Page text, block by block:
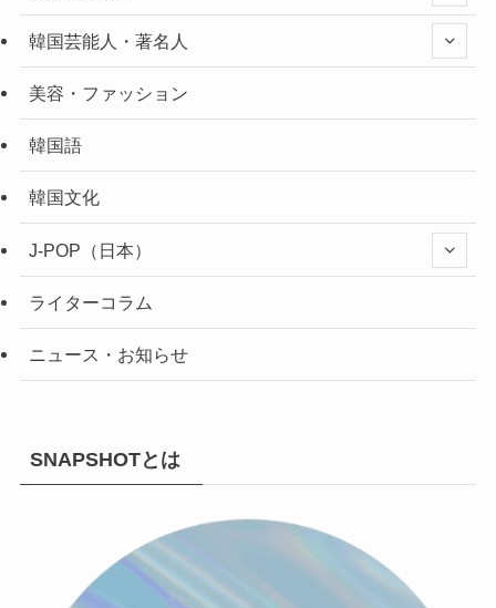
韓国芸能人・著名人
美容・ファッション
韓国語
韓国文化
J-POP（日本）
ライターコラム
ニュース・お知らせ
SNAPSHOTとは